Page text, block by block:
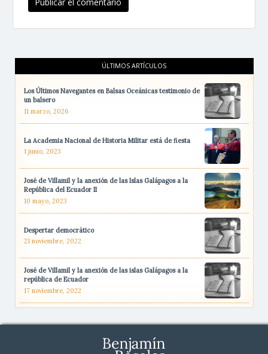
ÚLTIMOS ARTÍCULOS
Los Últimos Navegantes en Balsas Oceánicas testimonio de
un balsero
11 marzo, 2026
La Academia Nacional de Historia Militar está de fiesta
1 junio, 2023
José de Villamil y la anexión de las Islas Galápagos a la
República del Ecuador II
10 mayo, 2023
Despertar democrático
21 noviembre, 2022
José de Villamil y la anexión de las islas Galápagos a la
república de Ecuador
17 noviembre, 2022